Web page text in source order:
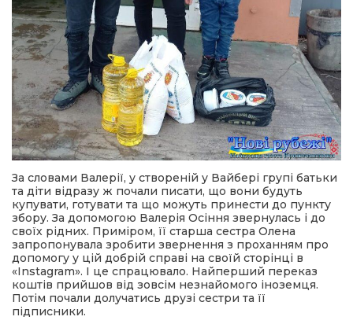
За словами Валерії, у створеній у Вайбері групі батьки
та діти відразу ж почали писати, що вони будуть
купувати, готувати та що можуть принести до пункту
збору. За допомогою Валерія Осіння звернулась і до
своїх рідних. Приміром, її старша сестра Олена
запропонувала зробити звернення з проханням про
допомогу у цій добрій справі на своїй сторінці в
«Instagram». І це спрацювало. Найперший переказ
коштів прийшов від зовсім незнайомого іноземця.
Потім почали долучатись друзі сестри та її
підписники.